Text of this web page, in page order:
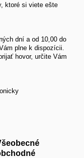
ktoré si viete ešte
dní a od 10,00 do
plne k dispozícii.
hovor, určite Vám